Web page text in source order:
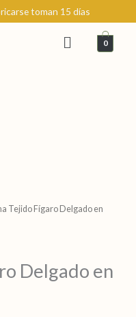
toman 15 días
Menú 0
Tejido Fígaro Delgado en
Delgado en